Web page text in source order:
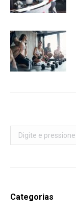
Search:
Categorias